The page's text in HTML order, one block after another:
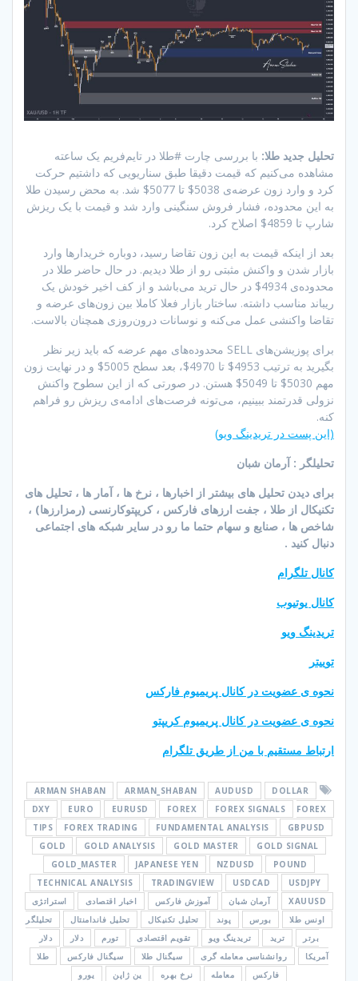
تحلیل جدید طلا: با بررسی چارت #طلا در تایم‌فریم یک ساعته
مشاهده می‌کنیم که قیمت دقیقا طبق سناریویی که داشتیم حرکت
کرد و وارد زون عرضه‌ی 5038$ تا 5077$ شد. به محض رسیدن طلا
به این محدوده، فشار فروش سنگینی وارد شد و قیمت با یک ریزش
شارپ تا 4859$ اصلاح کرد.
بعد از اینکه قیمت به این زون تقاضا رسید، دوباره خریدارها وارد
بازار شدن و واکنش مثبتی رو از طلا دیدیم. در حال حاضر طلا در
محدوده‌ی 4934$ در حال ترید می‌باشد و از کف اخیر خودش یک
ریباند مناسب داشته. ساختار بازار فعلا کاملا بین زون‌های عرضه و
تقاضا واکنشی عمل می‌کنه و نوسانات درون‌روزی همچنان بالاست.
برای پوزیشن‌های SELL محدوده‌های مهم عرضه که باید زیر نظر
بگیرید به ترتیب 4953$ تا 4970$، بعد سطح 5005$ و در نهایت زون
مهم 5030$ تا 5049$ هستن. در صورتی که از این سطوح واکنش
نزولی قدرتمند ببینیم، می‌تونه فرصت‌های ادامه‌ی ریزش رو فراهم
کنه.
(این پست در تریدینگ ویو)
تحلیلگر : آرمان شبان
برای دیدن تحلیل های بیشتر از اخبارها ، نرخ ها ، آمار ها ، تحلیل های
تکنیکال از طلا ، جفت ارزهای فارکس ، کریپتوکارنسی (رمزارزها) ،
شاخص ها ، صنایع و سهام حتما ما رو در سایر شبکه های اجتماعی
دنبال کنید .
کانال تلگرام
کانال یوتیوب
تریدینگ ویو
توییتر
نحوه ی عضویت در کانال پریمیوم فارکس
نحوه ی عضویت در کانال پریمیوم کریپتو
ارتباط مستقیم با من از طریق تلگرام
ARMAN SHABAN ARMAN_SHABAN AUDUSD
DOLLAR
DXY
EURO EURUSD FOREX FOREX SIGNALS
FOREX
TIPS
FOREX TRADING FUNDAMENTAL ANALYSIS
GBPUSD
GOLD
GOLD ANALYSIS GOLD MASTER
GOLD SIGNAL
GOLD_MASTER
JAPANESE YEN NZDUSD
POUND
TECHNICAL ANALYSIS
TRADINGVIEW USDCAD
USDJPY
XAUUSD
آرمان شبان آموزش فارکس اخبار اقتصادی
استراتژی
اونس طلا
بورس پوند تحلیل تکنیکال تحلیل فاندامنتال
تحلیلگر
برتر
ترید تریدینگ ویو تقویم اقتصادی تورم دلار
دلار
آمریکا
روانشناسی معامله گری سیگنال طلا سیگنال فارکس
طلا
فارکس
معامله نرخ بهره ین ژاپن یورو